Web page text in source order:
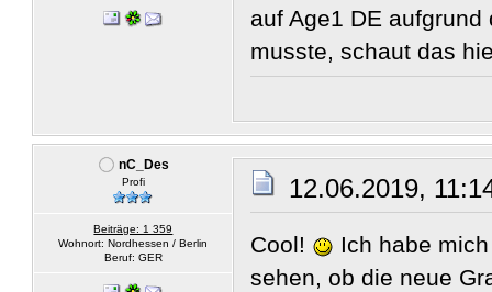
auf Age1 DE
musste, schaut das
nC_Des
Profi
Beiträge: 1 359
Wohnort: Nordhessen / Berlin
Beruf: GER
12.06.2019,
Cool!
Ich habe
sehen, ob die neue